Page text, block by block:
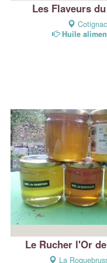
Les Flaveurs
Cotignac
Huile
Le Rucher l'Or
La